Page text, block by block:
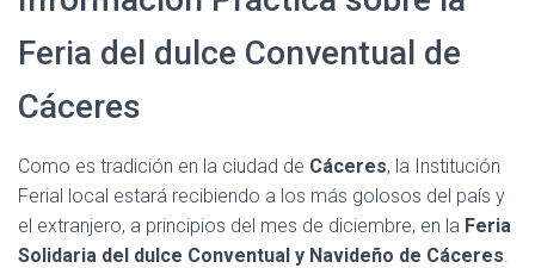
Feria del dulce Conventual de
Cáceres
Como es tradición en la ciudad de Cáceres, la Institución
Ferial local estará recibiendo a los más golosos del país y
el extranjero, a principios del mes de diciembre, en la Feria
Solidaria del dulce Conventual y Navideño de Cáceres.